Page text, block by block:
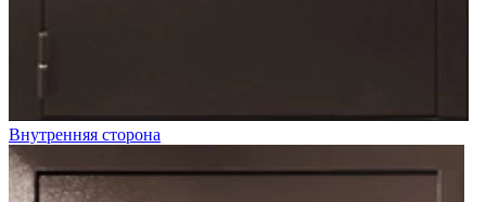
Внутренняя сторона